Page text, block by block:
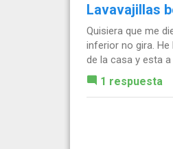
Lavavajillas
Quisiera que me
inferior no gira. He
de la casa y esta a
1 respuesta